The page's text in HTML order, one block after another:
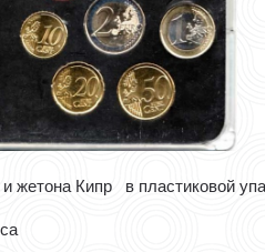
жетона Кипр в пластиковой